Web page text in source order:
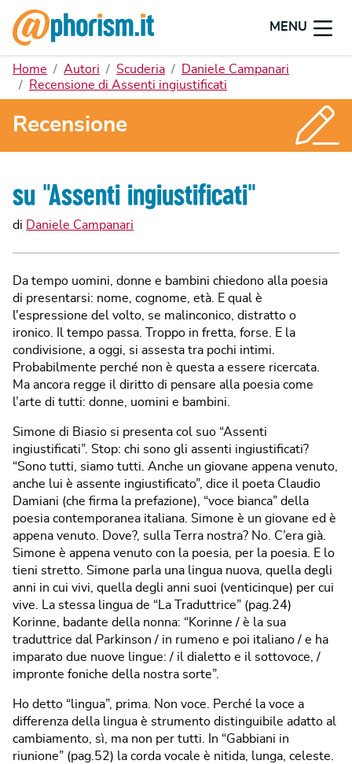
MENU
Home Autori Scuderia
Daniele Campanari
Recensione di Assenti ingiustificati
Recensione
su "Assenti ingiustificati"
di Daniele Campanari
Da tempo uomini, donne e bambini chiedono alla poesia
di presentarsi: nome, cognome, età. E qual è
l'espressione del volto, se malinconico, distratto o
ironico. Il tempo passa. Troppo in fretta, forse. E la
condivisione, a oggi, si assesta tra pochi intimi.
Probabilmente perché non è questa a essere ricercata.
Ma ancora regge il diritto di pensare alla poesia come
l’arte di tutti: donne, uomini e bambini.
Simone di Biasio si presenta col suo “Assenti
ingiustificati”. Stop: chi sono gli assenti ingiustificati?
“Sono tutti, siamo tutti. Anche un giovane appena venuto,
anche lui è assente ingiustificato”, dice il poeta Claudio
Damiani (che firma la prefazione), “voce bianca” della
poesia contemporanea italiana. Simone è un giovane ed è
appena venuto. Dove?, sulla Terra nostra? No. C’era già.
Simone è appena venuto con la poesia, per la poesia. E lo
tieni stretto. Simone parla una lingua nuova, quella degli
anni in cui vivi, quella degli anni suoi (venticinque) per cui
vive. La stessa lingua de “La Traduttrice” (pag.24)
Korinne, badante della nonna: “Korinne / è la sua
traduttrice dal Parkinson / in rumeno e poi italiano / e ha
imparato due nuove lingue: / il dialetto e il sottovoce, /
impronte foniche della nostra sorte”.
Ho detto “lingua”, prima. Non voce. Perché la voce a
differenza della lingua è strumento distinguibile adatto al
cambiamento, sì, ma non per tutti. In “Gabbiani in
riunione” (pag.52) la corda vocale è nitida, lunga, celeste.